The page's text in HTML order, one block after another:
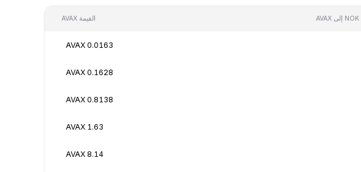
القيمة AVAX
0.0163 AVAX
0.1628 AVAX
0.8138 AVAX
1.63 AVAX
8.14 AVAX